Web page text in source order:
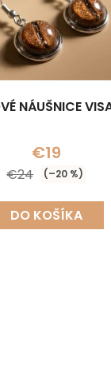
NÁUŠNICE
€19
€24 (–20 %)
DO KOŠÍKA